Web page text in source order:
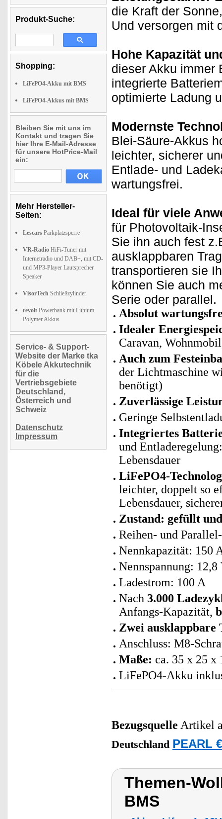
Produkt-Suche:
Shopping:
LiFePO4-Akku mit BMS
LiFePO4-Akkus mit BMS
Bleiben Sie mit uns im
Kontakt und tragen Sie
hier Ihre E-Mail-Adresse
für unsere HotPrice-Mail
ein:
Mehr Hersteller-
Seiten:
Lescars Parkplatzsperre
VR-Radio HiFi-Tuner mit
Internetradio und DAB+, mit CD-
und MP3-Player Lautsprecher
Speaker
VisorTech Schließzylinder
revolt Powerbank mit Lithium
Polymer Akkus
Service- & Support-
Website der Marke tka
Köbele Akkutechnik
für die
Vertriebsgebiete
Deutschland,
Österreich und
Schweiz
Datenschutz
Impressum
die Kraft der
Und versorgen mit
Hohe Kapazität
dieser Akku immer
integrierte
optimierte Ladung
Modernste
Blei-Säure-Akkus
leichter, sicherer
Entlade- und
wartungsfrei.
Ideal für viele
für Photovoltaik-
Sie ihn auch fest
ausklappbaren
transportieren sie
können Sie auch
Serie oder parallel.
Absolut
Idealer
Caravan,
Auch zum
der Lichtmaschine
benötigt)
Zuverlässige
Geringe
Integriertes
und
Lebensdauer
LiFePO4-
leichter, doppelt so
Lebensdauer,
Zustand: gefüllt
Reihen- und
Nennkapazität: 150
Nennspannung: 12,8
Ladestrom: 100 A
Nach 3.000
Anfangs-Kapazität,
Zwei ausklappbare
Anschluss: M8-
Maße: ca. 35 x 25 x
LiFePO4-Akku
Bezugsquelle Artikel
Deutschland PEARL
Themen-
BMS